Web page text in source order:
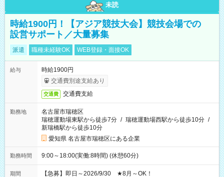
未読
時給1900円！【アジア競技大会】競技会場での
設営サポート／大量募集
派遣 職種未経験OK WEB登録・面接OK
給与
時給1900円
交通費別途支給あり
交通費 交通費支給
勤務地
名古屋市瑞穂区
瑞穂運動場東駅から徒歩7分 / 瑞穂運動場西駅から徒歩10分 /
新瑞橋駅から徒歩10分
愛知県 名古屋市瑞穂区にある企業
勤務時間 9:00～18:00(実働:8時間) (休憩60分)
期間 【急募】即日～2026/9/30 ★8月～OK！